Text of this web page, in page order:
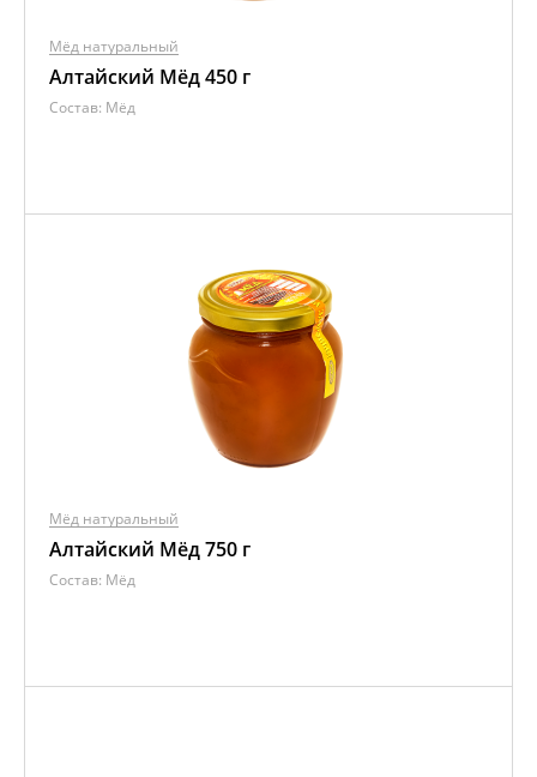
Мёд натуральный
Алтайский Мёд 450 г
Состав: Мёд
Мёд натуральный
Алтайский Мёд 750 г
Состав: Мёд